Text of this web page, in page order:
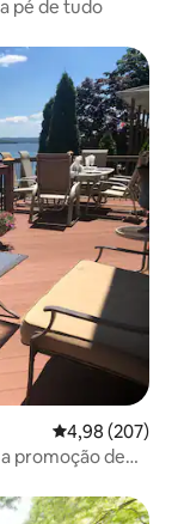
pé de tudo
4,98 de uma
4,98 (207)
promoção de